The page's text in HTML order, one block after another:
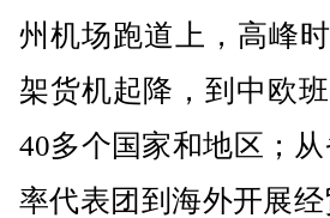
州机场跑道上，高峰
架货机起降，到中欧
40多个国家和地区；
率代表团到海外开展